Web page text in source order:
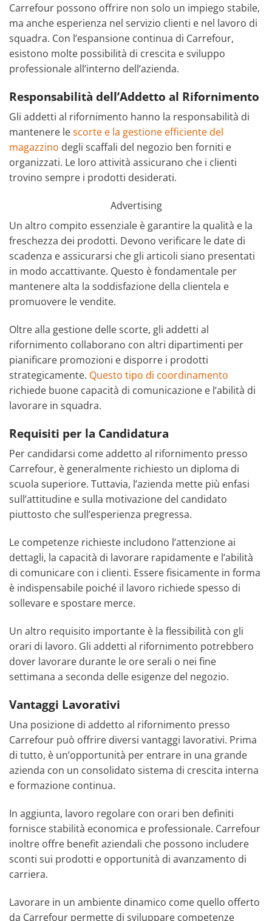
Carrefour possono offrire non solo un impiego stabile,
ma anche esperienza nel servizio clienti e nel lavoro di
squadra. Con l’espansione continua di Carrefour,
esistono molte possibilità di crescita e sviluppo
professionale all’interno dell’azienda.
Responsabilità dell’Addetto al Rifornimento
Gli addetti al rifornimento hanno la responsabilità di
mantenere lescorte e la gestione efficiente del
magazzino degli scaffali del negozio ben forniti e
organizzati. Le loro attività assicurano che i clienti
trovino sempre i prodotti desiderati.
Advertising
Un altro compito essenziale è garantire la qualità e la
freschezza dei prodotti. Devono verificare le date di
scadenza e assicurarsi che gli articoli siano presentati
in modo accattivante. Questo è fondamentale per
mantenere alta la soddisfazione della clientela e
promuovere le vendite.
Oltre alla gestione delle scorte, gli addetti al
rifornimento collaborano con altri dipartimenti per
pianificare promozioni e disporre i prodotti
strategicamente. Questo tipo di coordinamento
richiede buone capacità di comunicazione e l’abilità di
lavorare in squadra.
Requisiti per la Candidatura
Per candidarsi come addetto al rifornimento presso
Carrefour, è generalmente richiesto un diploma di
scuola superiore. Tuttavia, l’azienda mette più enfasi
sull’attitudine e sulla motivazione del candidato
piuttosto che sull’esperienza pregressa.
Le competenze richieste includono l’attenzione ai
dettagli, la capacità di lavorare rapidamente e l’abilità
di comunicare con i clienti. Essere fisicamente in forma
è indispensabile poiché il lavoro richiede spesso di
sollevare e spostare merce.
Un altro requisito importante è la flessibilità con gli
orari di lavoro. Gli addetti al rifornimento potrebbero
dover lavorare durante le ore serali o nei fine
settimana a seconda delle esigenze del negozio.
Vantaggi Lavorativi
Una posizione di addetto al rifornimento presso
Carrefour può offrire diversi vantaggi lavorativi. Prima
di tutto, è un’opportunità per entrare in una grande
azienda con un consolidato sistema di crescita interna
e formazione continua.
In aggiunta, lavoro regolare con orari ben definiti
fornisce stabilità economica e professionale. Carrefour
inoltre offre benefit aziendali che possono includere
sconti sui prodotti e opportunità di avanzamento di
carriera.
Lavorare in un ambiente dinamico come quello offerto
da Carrefour permette di sviluppare competenze